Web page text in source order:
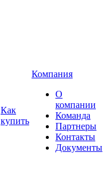
Как
купить
Компания
О
компании
Команда
Партнеры
Контакты
Документы